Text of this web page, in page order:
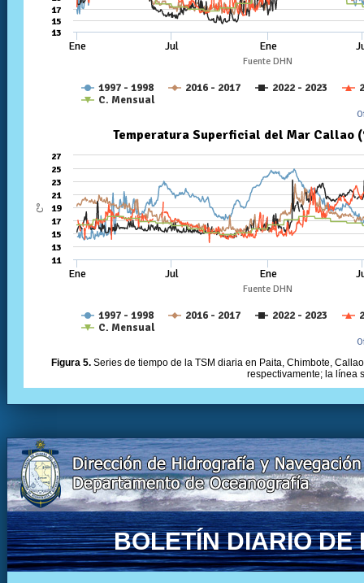
Figura 5. Series de tiempo de la TSM diaria en Paita, Chimbote,
respectivamente; la línea
BOLETÍN DIARIO DE